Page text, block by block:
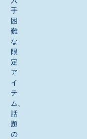
手
困
難
な
限
定
ア
イ
テ
ム、
話
題
の